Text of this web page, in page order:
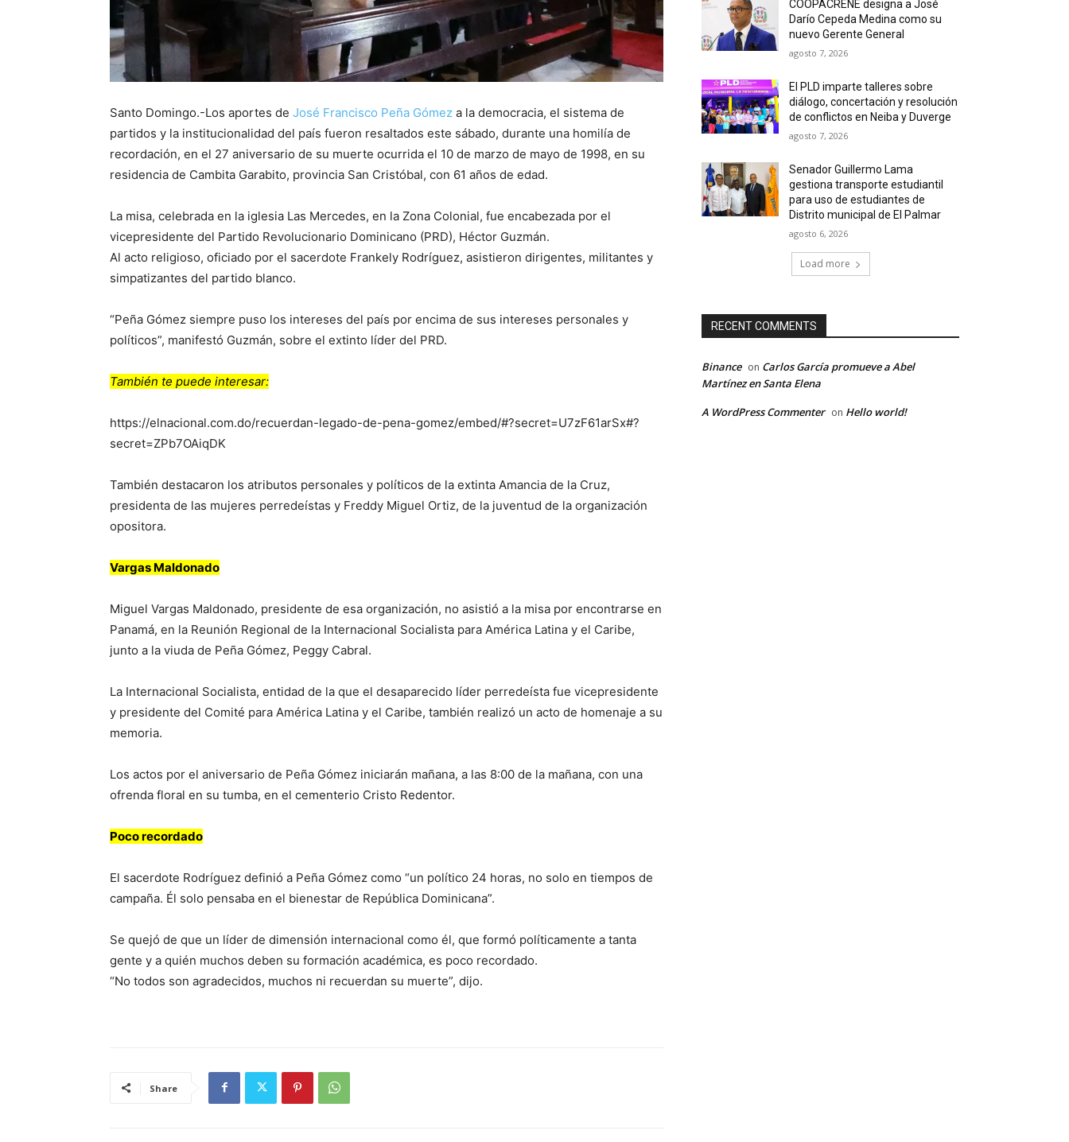
Santo Domingo.-Los aportes de José Francisco Peña Gómez a la democracia, el sistema de
partidos y la institucionalidad del país fueron resaltados este sábado, durante una homilía de
recordación, en el 27 aniversario de su muerte ocurrida el 10 de marzo de mayo de 1998, en su
residencia de Cambita Garabito, provincia San Cristóbal, con 61 años de edad.
La misa, celebrada en la iglesia Las Mercedes, en la Zona Colonial, fue encabezada por el
vicepresidente del Partido Revolucionario Dominicano (PRD), Héctor Guzmán.
Al acto religioso, oficiado por el sacerdote Frankely Rodríguez, asistieron dirigentes, militantes y
simpatizantes del partido blanco.
“Peña Gómez siempre puso los intereses del país por encima de sus intereses personales y
políticos”, manifestó Guzmán, sobre el extinto líder del PRD.
También te puede interesar:
https://elnacional.com.do/recuerdan-legado-de-pena-gomez/embed/#?secret=U7zF61arSx#?
secret=ZPb7OAiqDK
También destacaron los atributos personales y políticos de la extinta Amancia de la Cruz,
presidenta de las mujeres perredeístas y Freddy Miguel Ortiz, de la juventud de la organización
opositora.
Vargas Maldonado
Miguel Vargas Maldonado, presidente de esa organización, no asistió a la misa por encontrarse en
Panamá, en la Reunión Regional de la Internacional Socialista para América Latina y el Caribe,
junto a la viuda de Peña Gómez, Peggy Cabral.
La Internacional Socialista, entidad de la que el desaparecido líder perredeísta fue vicepresidente
y presidente del Comité para América Latina y el Caribe, también realizó un acto de homenaje a su
memoria.
Los actos por el aniversario de Peña Gómez iniciarán mañana, a las 8:00 de la mañana, con una
ofrenda floral en su tumba, en el cementerio Cristo Redentor.
Poco recordado
El sacerdote Rodríguez definió a Peña Gómez como “un político 24 horas, no solo en tiempos de
campaña. Él solo pensaba en el bienestar de República Dominicana”.
Se quejó de que un líder de dimensión internacional como él, que formó políticamente a tanta
gente y a quién muchos deben su formación académica, es poco recordado.
“No todos son agradecidos, muchos ni recuerdan su muerte”, dijo.
Share
COOPACRENE designa a José
Darío Cepeda Medina como su
nuevo Gerente General
agosto 7, 2026
El PLD imparte talleres sobre
diálogo, concertación y resolución
de conflictos en Neiba y Duverge
agosto 7, 2026
Senador Guillermo Lama
gestiona transporte estudiantil
para uso de estudiantes de
Distrito municipal de El Palmar
agosto 6, 2026
Load more
RECENT COMMENTS
Binance on Carlos García promueve a Abel
Martínez en Santa Elena
A WordPress Commenter on Hello world!